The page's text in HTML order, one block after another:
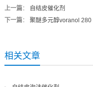
上一篇：
自结皮催化剂
下一篇： 聚醚多元醇voranol 280
相关文章